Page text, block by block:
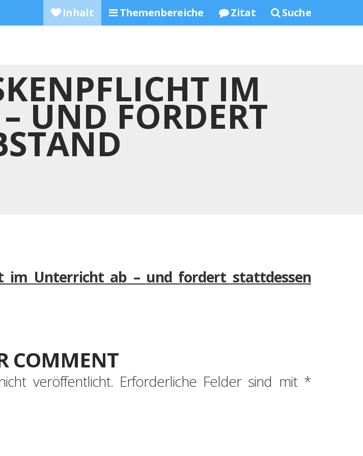
Inhalt Themenbereiche Zitat Suche
IM
UND FORDERT
im Unterricht ab – und fordert stattdessen
COMMENT
veröffentlicht. Erforderliche Felder sind mit *